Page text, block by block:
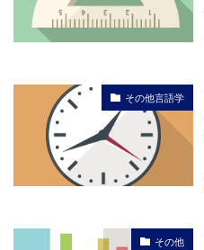
その他言語学
その他